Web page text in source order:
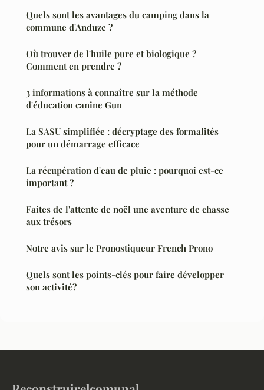
Quels sont les avantages du camping dans la
commune d'Anduze ?
Où trouver de l'huile pure et biologique ?
Comment en prendre ?
3 informations à connaître sur la méthode
d'éducation canine Gun
La SASU simplifiée : décryptage des formalités
pour un démarrage efficace
La récupération d'eau de pluie : pourquoi est-ce
important ?
Faites de l'attente de noël une aventure de chasse
aux trésors
Notre avis sur le Pronostiqueur French Prono
Quels sont les points-clés pour faire développer
son activité?